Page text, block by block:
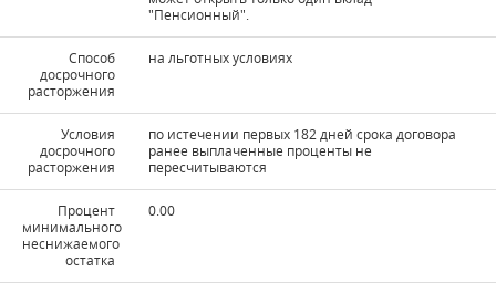
"Пенсионный".
Способ
досрочного
расторжения
на льготных условиях
Условия
досрочного
расторжения
по истечении первых 182 дней срока договора
ранее выплаченные проценты не
пересчитываются
Процент
минимального
неснижаемого
остатка
0.00